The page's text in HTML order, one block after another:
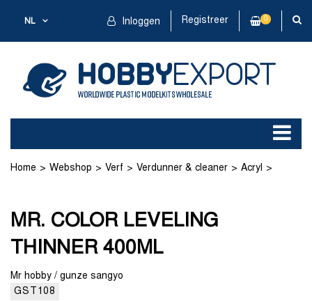
NL Inloggen Registreer 0
Home Webshop Verf Verdunner & cleaner Acryl
MR. COLOR LEVELING
THINNER 400ML
Mr hobby / gunze sangyo
GST108